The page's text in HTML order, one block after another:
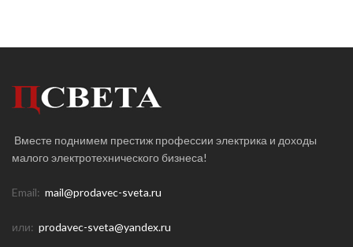
Вместе поднимем престиж профессии электрика и доходы
малого электротехнического бизнеса!
Email: mail@prodavec-sveta.ru
или: prodavec-sveta@yandex.ru